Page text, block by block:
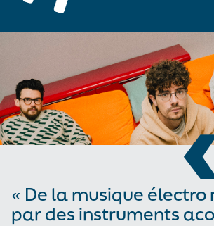
« De la musique électro
par des instruments